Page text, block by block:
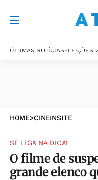
ÚLTIMAS NOTÍCIASELEIÇÕES
HOME>CINEINSITE
SE LIGA NA DICA!
O filme de
grande elenco